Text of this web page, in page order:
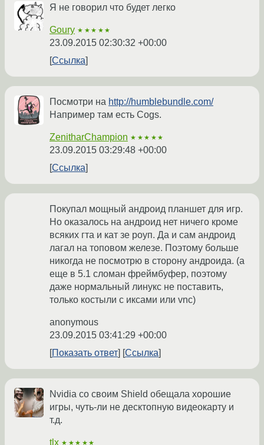
Я не говорил что будет легко
Goury ★★★★★
23.09.2015 02:30:32 +00:00
Ссылка
Посмотри на http://humblebundle.com/
Например там есть Cogs.
ZenitharChampion ★★★★★
23.09.2015 03:29:48 +00:00
Ссылка
Покупал мощный андроид планшет для игр.
Но оказалось на андроид нет ничего кроме
всяких гта и кат зе роуп. Да и сам андроид
лагал на топовом железе. Поэтому больше
никогда не посмотрю в сторону андроида. (а
еще в 5.1 сломан фреймбуфер, поэтому
даже нормальный линукс не поставить,
только костыли с иксами или vnc)
anonymous
23.09.2015 03:41:29 +00:00
Показать ответ
Ссылка
Nvidia со своим Shield обещала хорошие
игры, чуть-ли не десктопную видеокарту и
т.д.
tlx ★★★★★